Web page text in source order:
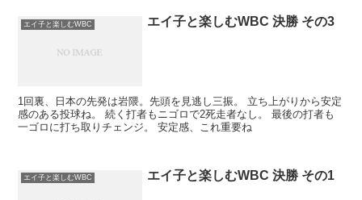
エイ子と楽しむWBC エイ子と楽しむWBC 決勝 その3
1回裏、日本の先発は岩隈。先頭を見逃し三振。 立ち上がりから安定
感のある投球ね。 続く打者もニゴロで2死走者なし。 最後の打者も
一ゴロに打ち取りチェンジ。 安定感、これ重要ね
エイ子と楽しむWBC エイ子と楽しむWBC 決勝 その1